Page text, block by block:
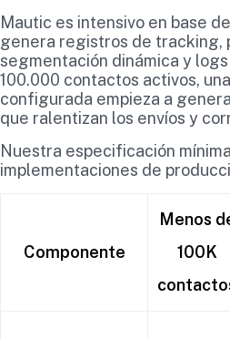
Mautic es intensivo en base
genera registros de tracking,
segmentación dinámica y logs
100.000 contactos activos,
configurada empieza a
que ralentizan los envíos y
Nuestra especificación
implementaciones de
Componente
Menos
100K